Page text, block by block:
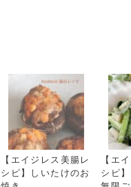
【エイジレス美腸レ
シピ】しいたけのお
【エ
シピ